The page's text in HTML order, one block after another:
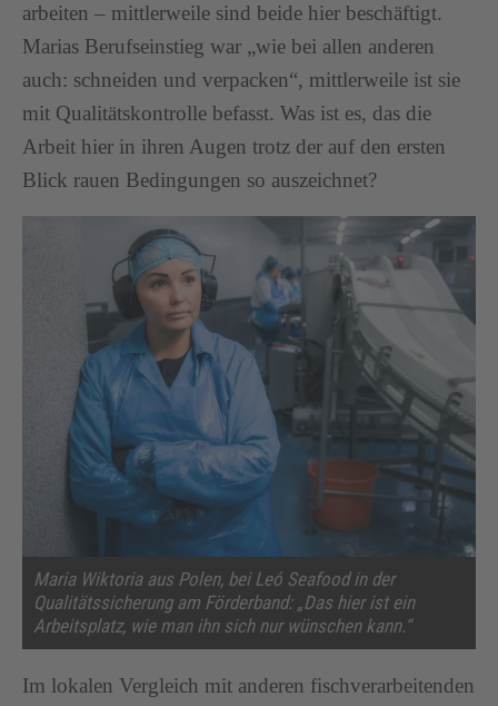
arbeiten – mittlerweile sind beide hier beschäftigt.
Marias Berufseinstieg war „wie bei allen anderen
auch: schneiden und verpacken“, mittlerweile ist sie
mit Qualitätskontrolle befasst. Was ist es, das die
Arbeit hier in ihren Augen trotz der auf den ersten
Blick rauen Bedingungen so auszeichnet?
Maria Wiktoria aus Polen, bei Leó Seafood in der
Qualitätssicherung am Förderband: „Das hier ist ein
Arbeitsplatz, wie man ihn sich nur wünschen kann.“
Im lokalen Vergleich mit anderen fischverarbeitenden